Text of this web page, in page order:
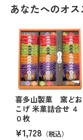
あなたへのオス
喜多山製菓 窯どお
こげ 米菓詰合せ ４
０枚
¥1,728 （税込）